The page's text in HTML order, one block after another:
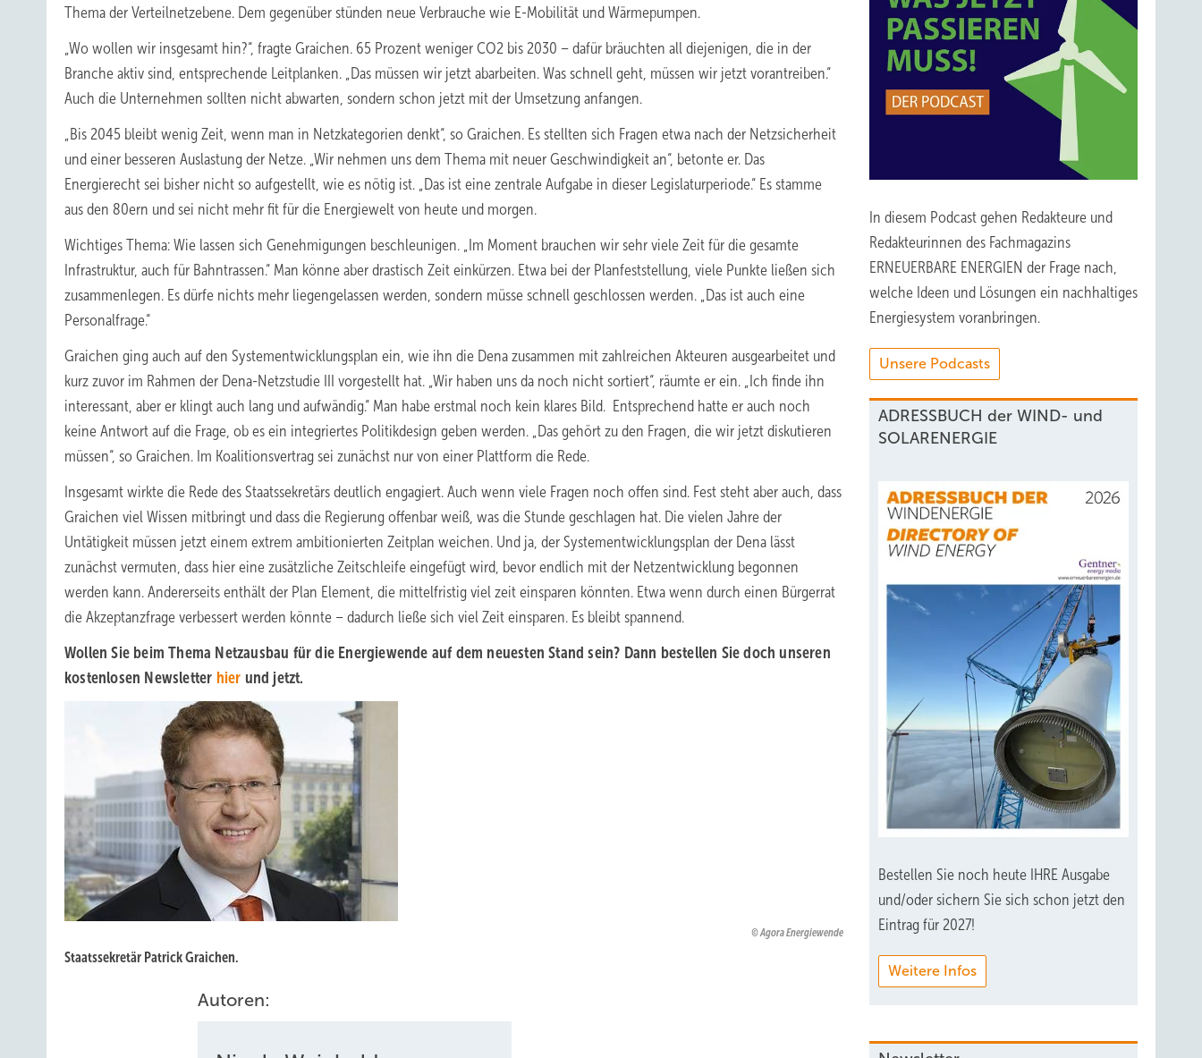
Thema der Verteilnetzebene. Dem gegenüber stünden neue Verbrauche wie E-Mobilität und Wärmepumpen.
„Wo wollen wir insgesamt hin?“, fragte Graichen. 65 Prozent weniger CO2 bis 2030 – dafür bräuchten all diejenigen, die in der
Branche aktiv sind, entsprechende Leitplanken. „Das müssen wir jetzt abarbeiten. Was schnell geht, müssen wir jetzt vorantreiben.“
Auch die Unternehmen sollten nicht abwarten, sondern schon jetzt mit der Umsetzung anfangen.
„Bis 2045 bleibt wenig Zeit, wenn man in Netzkategorien denkt“, so Graichen. Es stellten sich Fragen etwa nach der Netzsicherheit
und einer besseren Auslastung der Netze. „Wir nehmen uns dem Thema mit neuer Geschwindigkeit an“, betonte er. Das
Energierecht sei bisher nicht so aufgestellt, wie es nötig ist. „Das ist eine zentrale Aufgabe in dieser Legislaturperiode.“ Es stamme
aus den 80ern und sei nicht mehr fit für die Energiewelt von heute und morgen.
Wichtiges Thema: Wie lassen sich Genehmigungen beschleunigen. „Im Moment brauchen wir sehr viele Zeit für die gesamte
Infrastruktur, auch für Bahntrassen.“ Man könne aber drastisch Zeit einkürzen. Etwa bei der Planfeststellung, viele Punkte ließen sich
zusammenlegen. Es dürfe nichts mehr liegengelassen werden, sondern müsse schnell geschlossen werden. „Das ist auch eine
Personalfrage.“
Graichen ging auch auf den Systementwicklungsplan ein, wie ihn die Dena zusammen mit zahlreichen Akteuren ausgearbeitet und
kurz zuvor im Rahmen der Dena-Netzstudie III vorgestellt hat. „Wir haben uns da noch nicht sortiert“, räumte er ein. „Ich finde ihn
interessant, aber er klingt auch lang und aufwändig.“ Man habe erstmal noch kein klares Bild. Entsprechend hatte er auch noch
keine Antwort auf die Frage, ob es ein integriertes Politikdesign geben werden. „Das gehört zu den Fragen, die wir jetzt diskutieren
müssen“, so Graichen. Im Koalitionsvertrag sei zunächst nur von einer Plattform die Rede.
Insgesamt wirkte die Rede des Staatssekretärs deutlich engagiert. Auch wenn viele Fragen noch offen sind. Fest steht aber auch, dass
Graichen viel Wissen mitbringt und dass die Regierung offenbar weiß, was die Stunde geschlagen hat. Die vielen Jahre der
Untätigkeit müssen jetzt einem extrem ambitionierten Zeitplan weichen. Und ja, der Systementwicklungsplan der Dena lässt
zunächst vermuten, dass hier eine zusätzliche Zeitschleife eingefügt wird, bevor endlich mit der Netzentwicklung begonnen
werden kann. Andererseits enthält der Plan Element, die mittelfristig viel zeit einsparen könnten. Etwa wenn durch einen Bürgerrat
die Akzeptanzfrage verbessert werden könnte – dadurch ließe sich viel Zeit einsparen. Es bleibt spannend.
Wollen Sie beim Thema Netzausbau für die Energiewende auf dem neuesten Stand sein? Dann bestellen Sie doch unseren
kostenlosen Newsletter hier und jetzt.
Agora Energiewende
Staatssekretär Patrick Graichen.
Autoren:
In diesem Podcast gehen Redakteure und
Redakteurinnen des Fachmagazins
ERNEUERBARE ENERGIEN der Frage nach,
welche Ideen und Lösungen ein nachhaltiges
Energiesystem voranbringen.
Unsere Podcasts
ADRESSBUCH der WIND- und
SOLARENERGIE
Bestellen Sie noch heute IHRE Ausgabe
und/oder sichern Sie sich schon jetzt den
Eintrag für 2027!
Weitere Infos